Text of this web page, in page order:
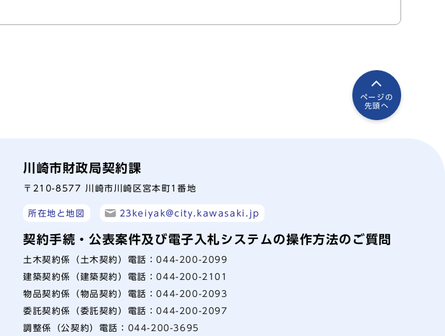
ページの
先頭へ
川崎市財政局契約課
〒210-8577 川崎市川崎区宮本町1番地
所在地と地図 23keiyak@city.kawasaki.jp
契約手続・公表案件及び電子入札システムの操作方法のご質問
土木契約係（土木契約）電話：044-200-2099
建築契約係（建築契約）電話：044-200-2101
物品契約係（物品契約）電話：044-200-2093
委託契約係（委託契約）電話：044-200-2097
調整係（公契約）電話： 044-200-3695